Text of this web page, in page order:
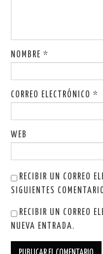
NOMBRE*
CORREO ELECTRÓNICO*
WEB
RECIBIR UN CORREO
SIGUIENTES
RECIBIR UN CORREO
NUEVA ENTRADA.